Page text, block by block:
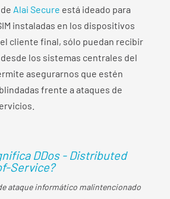
Alai Secure está ideado para
instaladas en los dispositivos
cliente final, sólo puedan recibir
los sistemas centrales del
asegurarnos que estén
frente a ataques de
DDos - Distributed
Service?
ataque informático malintencionado